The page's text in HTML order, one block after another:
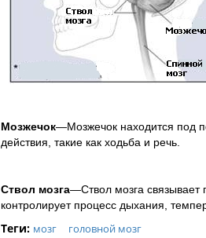
Мозжечок—Мозжечок находится под
действия, такие как ходьба и речь.
Ствол мозга—Ствол мозга связывает
контролирует процесс дыхания,
Теги: мозг головной мозг